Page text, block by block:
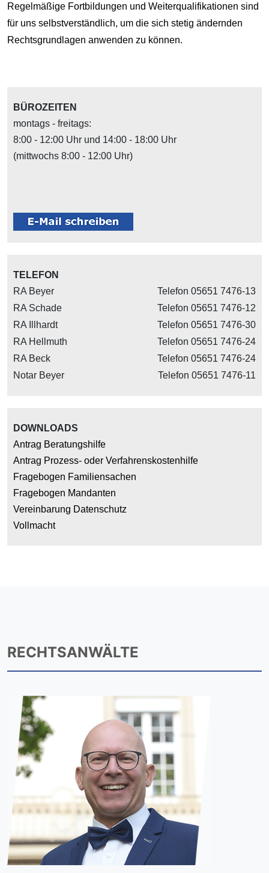
Regelmäßige Fortbildungen und Weiterqualifikationen sind
für uns selbstverständlich, um die sich stetig ändernden
Rechtsgrundlagen anwenden zu können.
BÜROZEITEN
montags - freitags:
8:00 - 12:00 Uhr und 14:00 - 18:00 Uhr
(mittwochs 8:00 - 12:00 Uhr)
TELEFON
RA Beyer
Telefon 05651 7476-13
RA Schade
Telefon 05651 7476-12
RA Illhardt
Telefon 05651 7476-30
RA Hellmuth
Telefon 05651 7476-24
RA Beck
Telefon 05651 7476-24
Notar Beyer
Telefon 05651 7476-11
DOWNLOADS
Antrag Beratungshilfe
Antrag Prozess- oder Verfahrenskostenhilfe
Fragebogen Familiensachen
Fragebogen Mandanten
Vereinbarung Datenschutz
Vollmacht
RECHTSANWÄLTE